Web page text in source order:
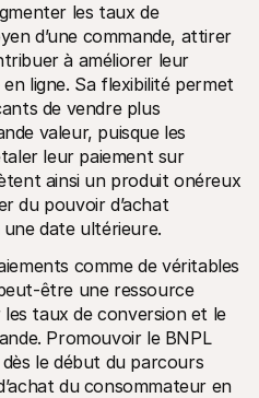
les taux de
d’une commande, attirer
à améliorer leur
ligne. Sa flexibilité permet
de vendre plus
valeur, puisque les
leur paiement sur
ainsi un produit onéreux
du pouvoir d’achat
date ultérieure.
comme de véritables
être une ressource
taux de conversion et le
Promouvoir le BNPL
le début du parcours
du consommateur en